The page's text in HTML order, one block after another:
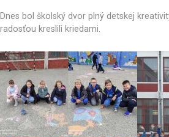
Dnes bol školský dvor plný detskej
radosťou kreslili kriedami.